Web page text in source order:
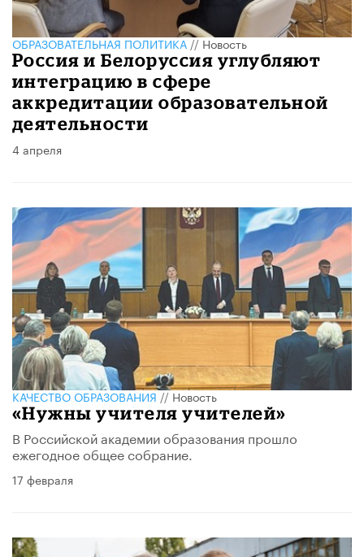
ОБРАЗОВАТЕЛЬНАЯ ПОЛИТИКА//Новость
Россия и Белоруссия углубляют
интеграцию в сфере
аккредитации образовательной
деятельности
4 апреля
КАЧЕСТВО ОБРАЗОВАНИЯ//Новость
«Нужны учителя учителей»
В Российской академии образования прошло
ежегодное общее собрание.
17 февраля